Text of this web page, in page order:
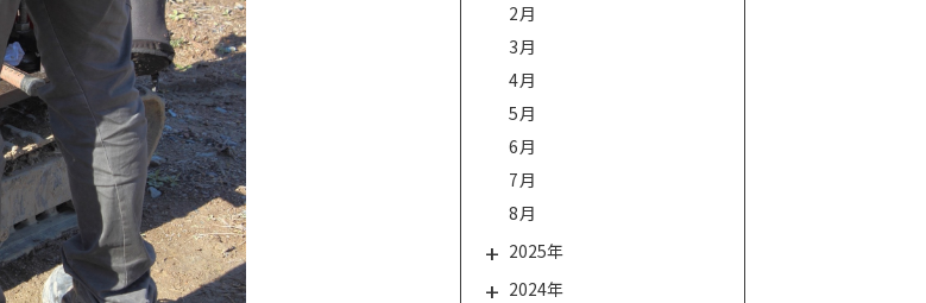
2月
3月
4月
5月
6月
7月
8月
2025年
2024年